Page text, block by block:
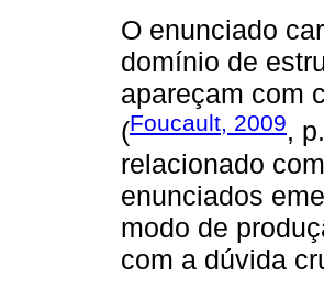
O enunciado
domínio de
apareçam com
(Foucault, 2009,
relacionado
enunciados
modo de
com a dúvida